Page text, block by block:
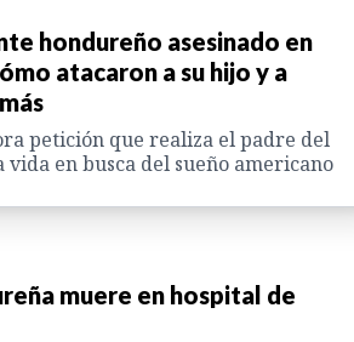
hondureño asesinado en
atacaron a su hijo y a
petición que realiza el padre del
en busca del sueño americano
muere en hospital de